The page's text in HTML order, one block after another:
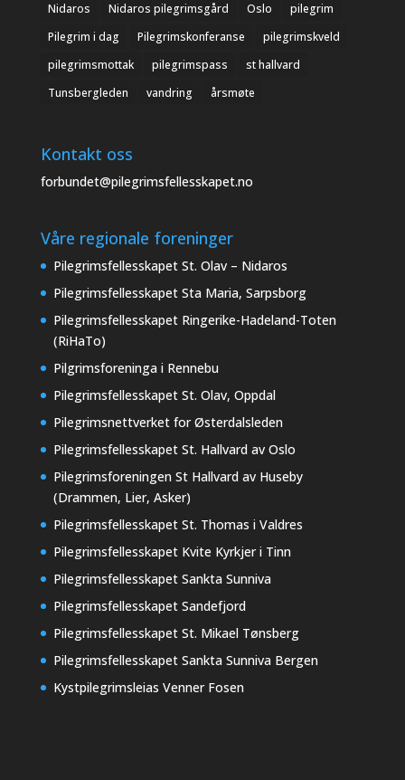
Nidaros
Nidaros pilegrimsgård Oslo
pilegrim
Pilegrim i dag
Pilegrimskonferanse
pilegrimskveld
pilegrimsmottak
pilegrimspass
st hallvard
Tunsbergleden
vandring årsmøte
Kontakt oss
forbundet@pilegrimsfellesskapet.no
Våre regionale foreninger
Pilegrimsfellesskapet St. Olav – Nidaros
Pilegrimsfellesskapet Sta Maria, Sarpsborg
Pilegrimsfellesskapet Ringerike-Hadeland-Toten
(RiHaTo)
Pilgrimsforeninga i Rennebu
Pilegrimsfellesskapet St. Olav, Oppdal
Pilegrimsnettverket for Østerdalsleden
Pilegrimsfellesskapet St. Hallvard av Oslo
Pilegrimsforeningen St Hallvard av Huseby
(Drammen, Lier, Asker)
Pilegrimsfellesskapet St. Thomas i Valdres
Pilegrimsfellesskapet Kvite Kyrkjer i Tinn
Pilegrimsfellesskapet Sankta Sunniva
Pilegrimsfellesskapet Sandefjord
Pilegrimsfellesskapet St. Mikael Tønsberg
Pilegrimsfellesskapet Sankta Sunniva Bergen
Kystpilegrimsleias Venner Fosen